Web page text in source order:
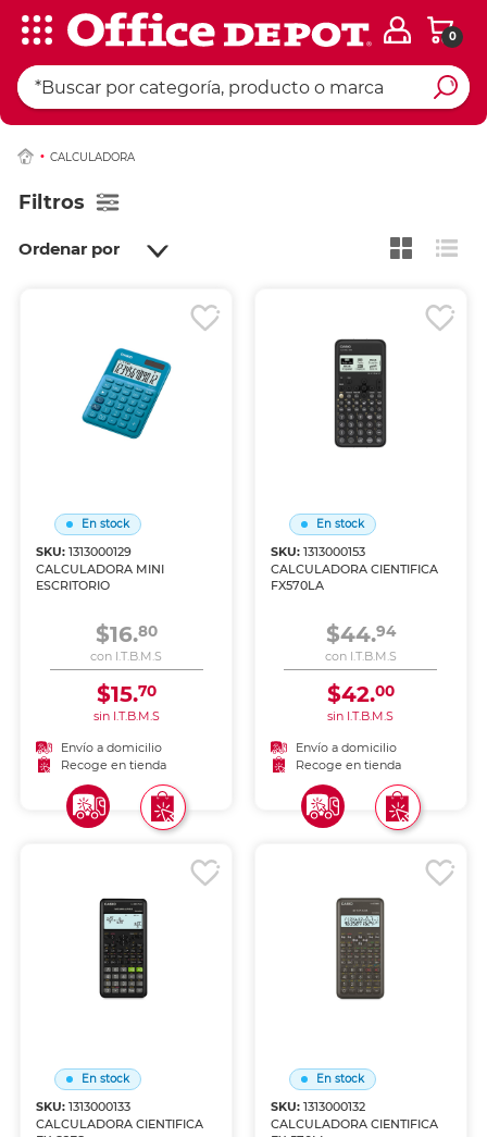
0
CALCULADORA
Filtros
Ordenar por
En stock
SKU:1313000129
CALCULADORA MINI
ESCRITORIO
$16.80
con I.T.B.M.S
$15.70
sin I.T.B.M.S
Envío a domicilio
Recoge en tienda
En stock
SKU: 1313000153
CALCULADORA CIENTIFICA
FX570LA
$44.94
con I.T.B.M.S
$42.00
sin I.T.B.M.S
Envío a domicilio
Recoge en tienda
En stock
SKU:1313000133
CALCULADORA CIENTIFICA
En stock
SKU: 1313000132
CALCULADORA CIENTIFICA